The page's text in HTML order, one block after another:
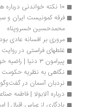
محمدحسین خسروپناه
مروری بر افسانه عادی بودن |
غلطهای فراستی در روایت
پیرامون ۳ دنیا | راضیه خوئینی
نگاهی به نظریه حکومت قانون
نردبان آسمان در گفت‌وگو با
درباره آلابولا | فاطمه صناعتیان